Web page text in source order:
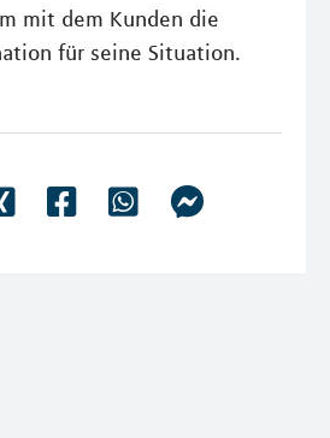
mit dem Kunden die
für seine Situation.